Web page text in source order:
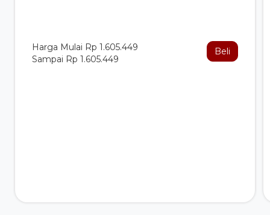
Harga Mulai Rp 1.605.449
Sampai Rp 1.605.449
Beli